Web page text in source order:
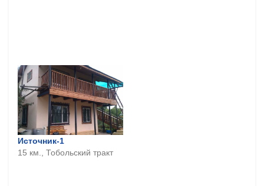
Источник-1
15 км., Тобольский тракт